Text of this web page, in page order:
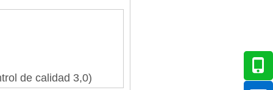
de calidad 3,0)